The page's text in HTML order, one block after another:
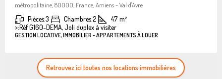
métropolitaine, 80000, France, Amiens - Val d'Avre
Pièces:3 Chambres:2 47 m²
>:Réf G160-DEMA, Joli duplex à visiter
GESTION LOCATIVE, IMMOBILIER - APPARTEMENTS À LOUER
Retrouvez ici toutes nos locations immobilières